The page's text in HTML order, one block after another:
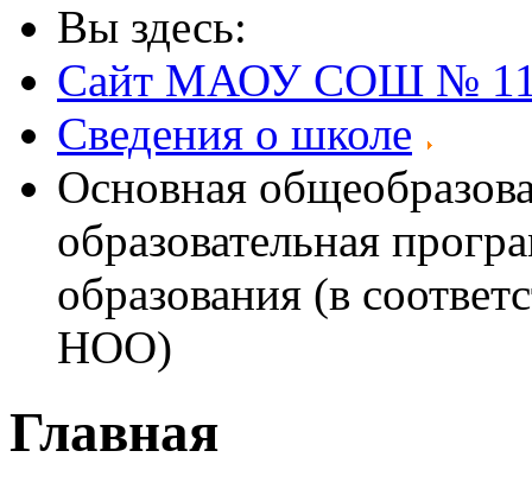
Вы здесь:
Сайт МАОУ СОШ №
Сведения о школе
Основная
образовательная
образования (в
НОО)
Главная